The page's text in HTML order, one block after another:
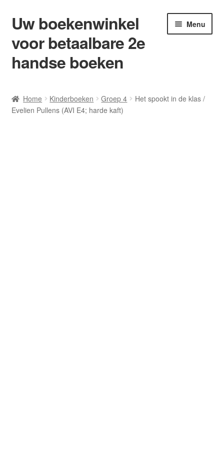
Ga
door
naar
navigatie
Ga
naar
de
inhoud
Uw boekenwinkel
voor betaalbare 2e
handse boeken
Menu
Afrekenen
Home Kinderboeken Groep 4
Het spookt in de klas /
Evelien Pullens (AVI E4; harde kaft)